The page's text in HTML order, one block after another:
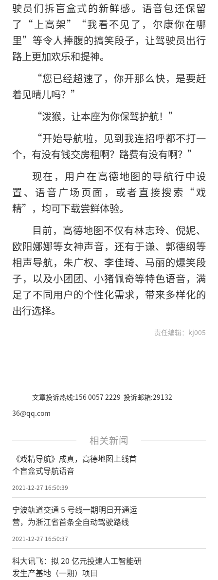
驶员们拆盲盒式的新鲜感。语音包还保留
了“上高架”“我看不见了，尔康你在哪
里”等令人捧腹的搞笑段子，让驾驶员出行
路上更加欢乐和提神。
“您已经超速了，你开那么快，是要赶
着见晴儿吗？”
“泼猴，让本座为你保驾护航！”
“开始导航啦，见到我连招呼都不打一
个，有没有钱交房租啊？路费有没有啊？”
现在，用户在高德地图的导航行中设
置、语音广场页面，或者直接搜索“戏
精”，均可下载尝鲜体验。
目前，高德地图不仅有林志玲、倪妮、
欧阳娜娜等女神声音，还有于谦、郭德纲等
相声导航，朱广权、李佳琦、马丽的爆笑段
子，以及小团团、小猪佩奇等特色语音，满
足了不同用户的个性化需求，带来多样化的
出行选择。
责任编辑：kj005
文章投诉热线:156 0057 2229 投诉邮箱:29132
36@qq.com
相关新闻
《戏精导航》成真，高德地图上线首
个盲盒式导航语音
2021-12-27 16:50:39
宁波轨道交通 5 号线一期明日开通运
营，为浙江省首条全自动驾驶路线
2021-12-27 16:50:37
科大讯飞：拟 20 亿元投建人工智能研
发生产基地（一期）项目